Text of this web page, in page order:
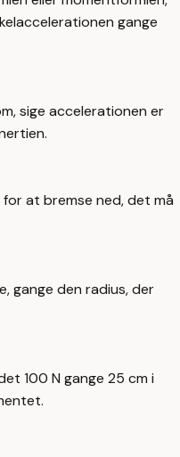
gange
sige accelerationen er
at bremse ned, det må
gange den radius, der
100 N gange 25 cm i